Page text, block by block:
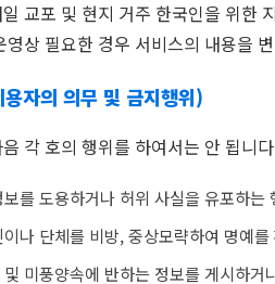
교포 및 현지 거주 한국인을 위한
영상 필요한 경우 서비스의 내용을
자의 의무 및 금지행위)
각 호의 행위를 하여서는 안 됩니
를 도용하거나 허위 사실을 유포하는
나 단체를 비방, 중상모략하여 명예를
미풍양속에 반하는 정보를 게시하거